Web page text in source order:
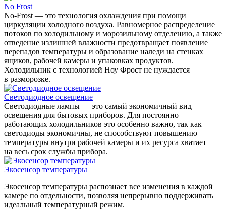
No Frost
No-Frost — это технология охлаждения при помощи
циркуляции холодного воздуха. Равномерное распределение
потоков по холодильному и морозильному отделению, а также
отведение излишней влажности предотвращает появление
перепадов температуры и образование наледи на стенках
ящиков, рабочей камеры и упаковках продуктов.
Холодильник с технологией Ноу Фрост не нуждается
в разморозке.
Светодиодное освещение
Светодиодные лампы — это самый экономичный вид
освещения для бытовых приборов. Для постоянно
работающих холодильников это особенно важно, так как
светодиоды экономичны, не способствуют повышению
температуры внутри рабочей камеры и их ресурса хватает
на весь срок службы прибора.
Экосенсор температуры
Экосенсор температуры распознает все изменения в каждой
камере по отдельности, позволяя непрерывно поддерживать
идеальный температурный режим.